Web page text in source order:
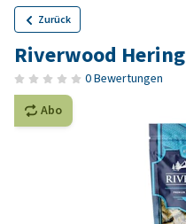
Zurück
Riverwood Hering
0 Bewertungen
Abo